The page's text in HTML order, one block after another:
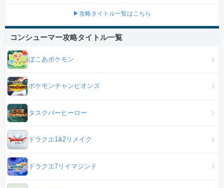
▶攻略タイトル一覧はこちら
コンシューマー攻略タイトル一覧
ぽこあポケモン
ポケモンチャンピオンズ
タスクバーヒーロー
ドラクエ1&2リメイク
ドラクエ7リイマジンド